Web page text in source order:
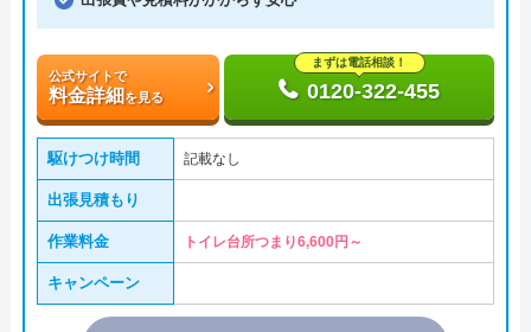
公式サイトで
料金詳細を見る
まずは電話相談！
0120-322-455
駆けつけ時間 記載なし
出張見積もり
作業料金 トイレ台所つまり6,600円～
キャンペーン